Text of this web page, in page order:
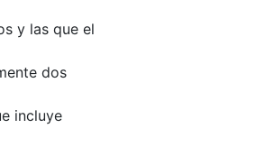
y las que el
dos
incluye